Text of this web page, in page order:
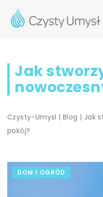
Jak
Czysty-Umysl |Blog | Jak
pokój?
DOM I OGRÓD